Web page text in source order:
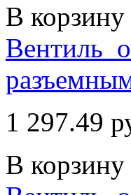
В корзину
1 297.49
В корзину